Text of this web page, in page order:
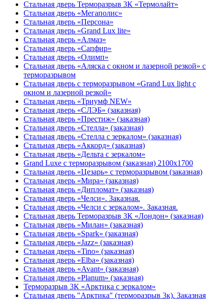
Стальная дверь Терморазрыв 3К «Термолайт»
Стальная дверь «Мегаполис»
Стальная дверь «Персона»
Стальная дверь «Grand Lux lite»
Стальная дверь «Алмаз»
Стальная дверь «Сапфир»
Стальная дверь «Олимп»
Стальная дверь «Аляска с окном и лазерной резкой» с
терморазрывом
Стальная дверь с терморазрывом «Grand Lux light с
окном и лазерной резкой»
Стальная дверь «Триумф NEW»
Стальная дверь «СЛЭБ» (заказная)
Стальная дверь «Престиж» (заказная)
Стальная дверь «Стелла» (заказная)
Стальная дверь «Стелла с зеркалом» (заказная)
Стальная дверь «Аккорд» (заказная)
Стальная дверь «Дельта с зеркалом»
Grand Luxe с терморазрывом (заказная) 2100х1700
Стальная дверь «Цезарь» с терморазрывом (заказная)
Стальная дверь «Мира» (заказная)
Стальная дверь «Дипломат» (заказная)
Стальная дверь «Челси». Заказная.
Стальная дверь «Челси с зеркалом». Заказная.
Стальная дверь Терморазрыв 3К «Лондон» (заказная)
Стальная дверь «Милан» (заказная)
Стальная дверь «Spark» (заказная)
Стальная дверь «Jazz» (заказная)
Стальная дверь «Tino» (заказная)
Стальная дверь «Elba» (заказная)
Стальная дверь «Avant» (заказная)
Стальная дверь «Planum» (заказная)
Терморазрыв 3К «Арктика с зеркалом»
Стальная дверь "Арктика" (терморазрыв 3к). Заказная